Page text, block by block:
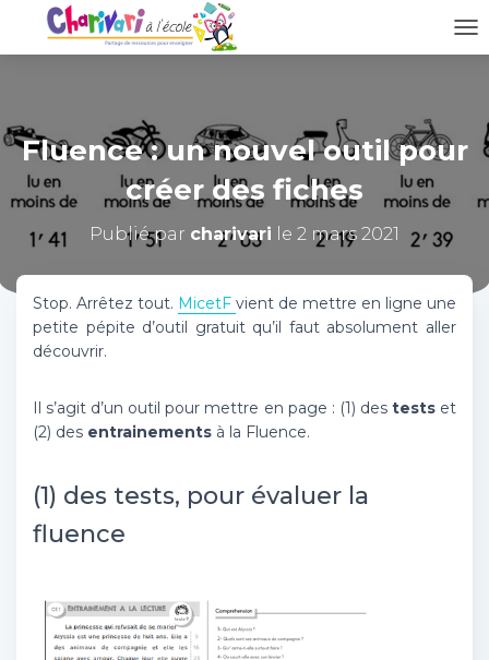
E
V
Fluence : un nouvel outil pour
créer des fiches
Publié par charivari le 2 mars 2021
Stop. Arrêtez tout. MicetF vient de mettre en ligne une
petite pépite d’outil gratuit qu’il faut absolument aller
découvrir.
Il s’agit d’un outil pour mettre en page : (1) des tests et
(2) des entrainements à la Fluence.
(1) des tests, pour évaluer la
fluence